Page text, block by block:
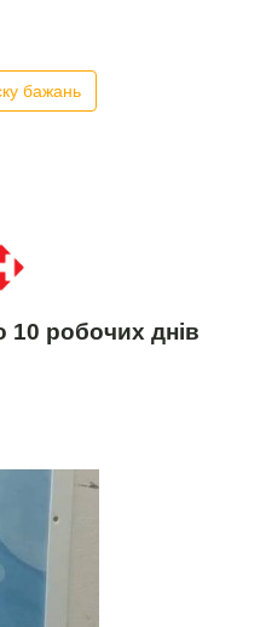
бажань
10 робочих днів